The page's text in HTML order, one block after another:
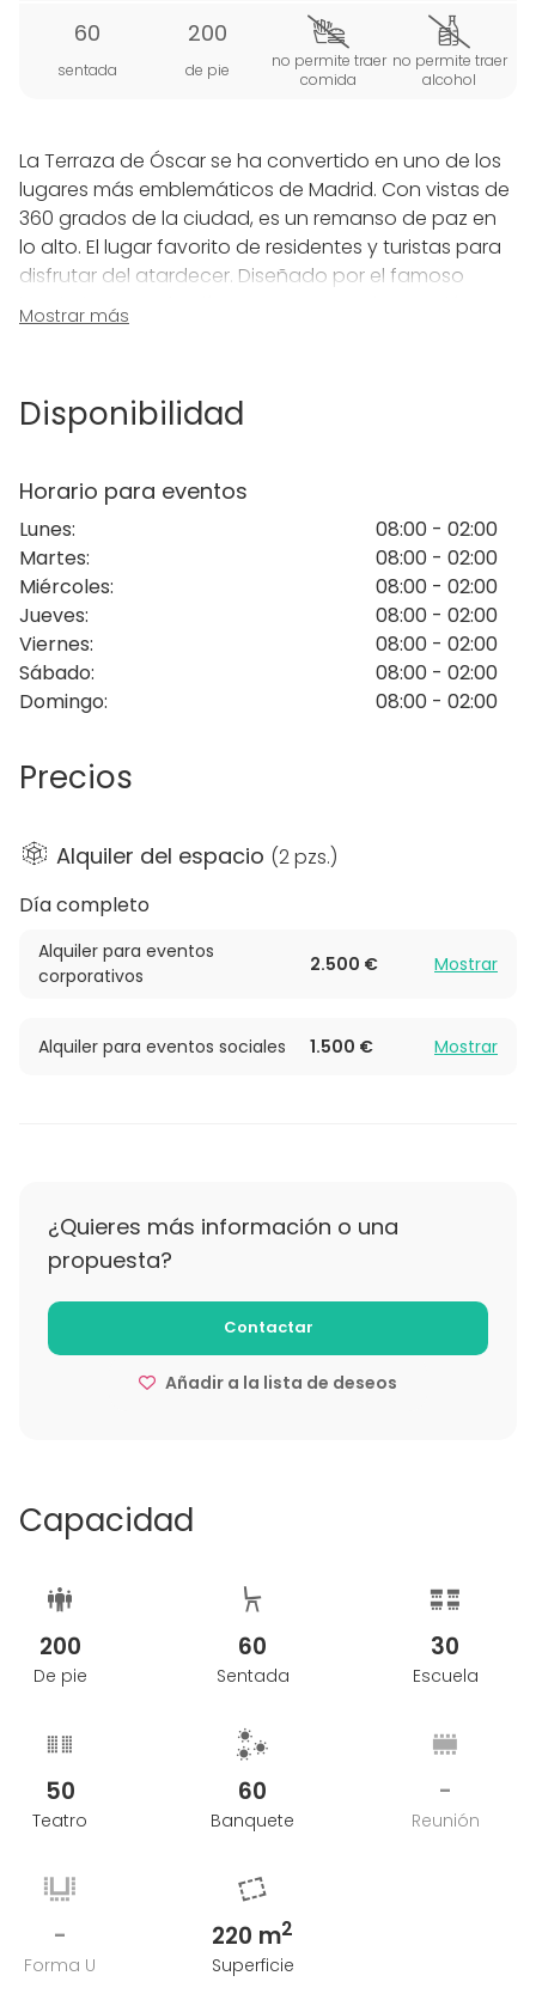
60
sentada
200
de pie
no permite traer
comida
no permite traer
alcohol
La Terraza de Óscar se ha convertido en uno de los
lugares más emblemáticos de Madrid. Con vistas de
360 grados de la ciudad, es un remanso de paz en
lo alto. El lugar favorito de residentes y turistas para
disfrutar del atardecer. Diseñado por el famoso
interiorista Tomás Alía, presenta una decoración con
lounge, camas balinesas, tumbonas chaise longue y
En invierno de 2015, la Terraza de Óscar se reinventó
a paneles transparentes, tejados solares y sistemas
de calefacción. Sea la estación que sea, la Terraza
de Óscar es un lugar en el que contemplar unas
vistas perfectas de la ciudad de Madrid. Durante el
verano, también se puede disfrutar de la piscina y el
solárium. No pierdas tu moreno, ¡vente a tomar el sol!
¡Que no se te vaya el bronceado!
Mostrar más
Disponibilidad
Horario para eventos
Lunes:
08:00 - 02:00
Martes:
08:00 - 02:00
Miércoles:
08:00 - 02:00
Jueves:
08:00 - 02:00
Viernes:
08:00 - 02:00
Sábado:
08:00 - 02:00
Domingo: 08:00 - 02:00
Precios
Alquiler del espacio (2 pzs.)
Día completo
Alquiler para eventos
corporativos
2.500 € Mostrar
Alquiler para eventos sociales 1.500 € Mostrar
¿Quieres más información o una
propuesta?
Contactar
Añadir a la lista de deseos
Capacidad
200
De pie
60
Sentada
30
Escuela
50
Teatro
60
Banquete
-
Reunión
-
Forma U
220 m2
Superficie